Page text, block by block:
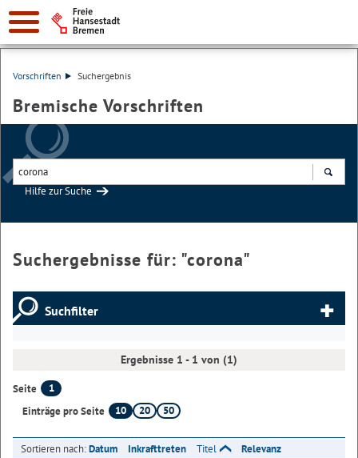
Vorschriften Suchergebnis
Bremische Vorschriften
Hilfe zur Suche
Suchergebnisse für: "corona"
Suchfilter
Ergebnisse 1 - 1 von (1)
Seite
1
Einträge pro Seite
10 20 50
Sortieren nach:Datum Inkrafttreten Titel Relevanz